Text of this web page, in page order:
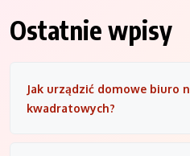
Ostatnie wpisy
Jak urządzić domowe biuro
kwadratowych?